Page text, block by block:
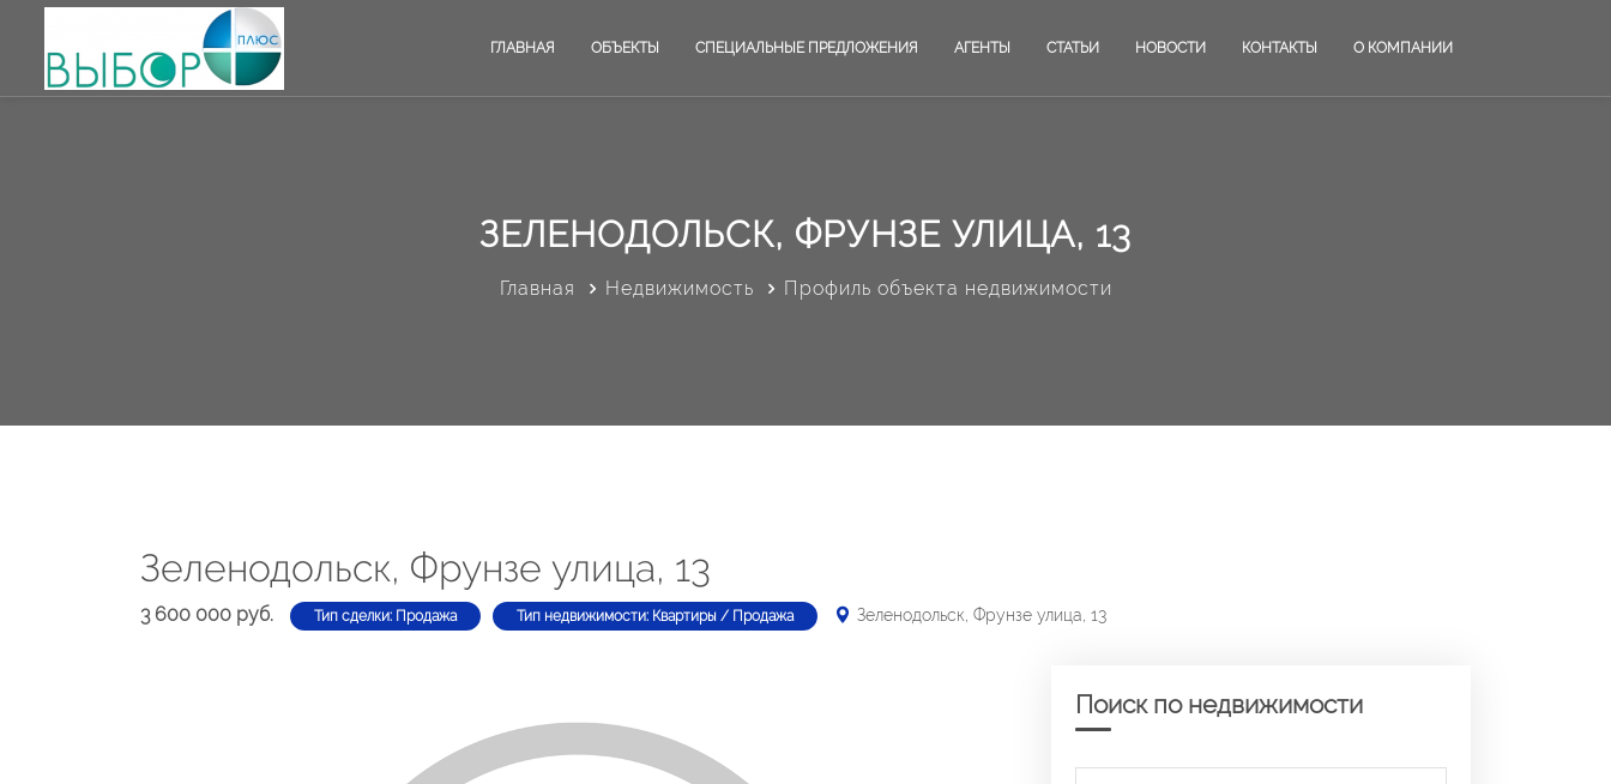
ГЛАВНАЯ ОБЪЕКТЫ СПЕЦИАЛЬНЫЕ ПРЕДЛОЖЕНИЯ АГЕНТЫ СТАТЬИ НОВОСТИ КОНТАКТЫ О КОМПАНИИ
ЗЕЛЕНОДОЛЬСК, ФРУНЗЕ УЛИЦА, 13
Главная Недвижимость Профиль объекта недвижимости
Зеленодольск, Фрунзе улица, 13
3 600 000 руб. Тип сделки: Продажа Тип недвижимости: Квартиры / Продажа Зеленодольск, Фрунзе улица, 13
Поиск по недвижимости